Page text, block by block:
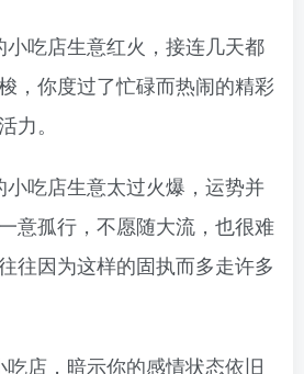
吃店生意红火，接连几天都
，你度过了忙碌而热闹的精彩
力。
吃店生意太过火爆，运势并
意孤行，不愿随大流，也很难
往因为这样的固执而多走许多
店，暗示你的感情状态依旧